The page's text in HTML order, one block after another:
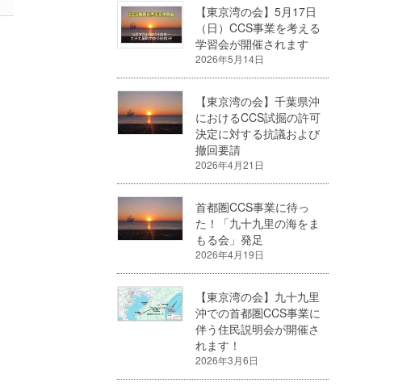
【東京湾の会】5月17日
（日）CCS事業を考える
学習会が開催されます
2026年5月14日
【東京湾の会】千葉県沖
におけるCCS試掘の許可
決定に対する抗議および
撤回要請
2026年4月21日
首都圏CCS事業に待っ
た！「九十九里の海をま
もる会」発足
2026年4月19日
【東京湾の会】九十九里
沖での首都圏CCS事業に
伴う住民説明会が開催さ
れます！
2026年3月6日